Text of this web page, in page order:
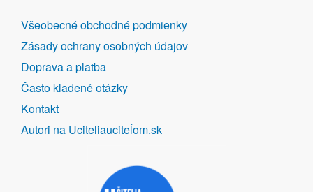
DALŠÍ
ODKAZY
Všeobecné obchodné podmienky
Zásady ochrany osobných údajov
Doprava a platba
Často kladené otázky
Kontakt
Autori na Uciteliauciteĺom.sk